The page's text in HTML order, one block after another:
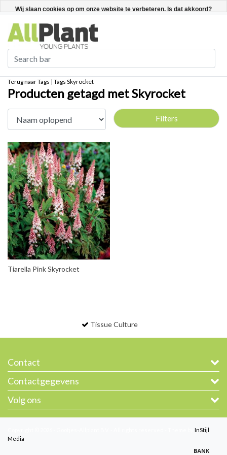
Registreren / Inloggen Nederlands
Terug naar Tags | Tags Skyrocket
Producten getagd met Skyrocket
Filters
Tiarella Pink Skyrocket
Tissue Culture
Contact
Contactgegevens
Volg ons
InStijl
Media
Wij slaan cookies op om onze website te verbeteren. Is dat akkoord?